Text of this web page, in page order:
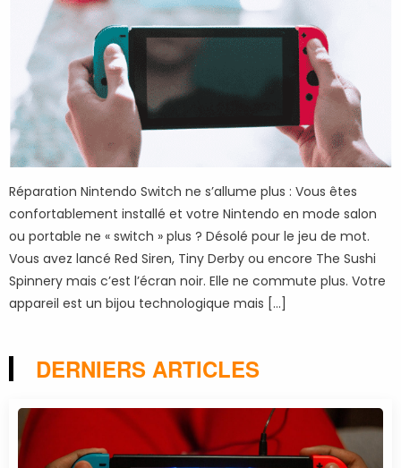
Réparation Nintendo Switch ne s’allume plus : Vous êtes
confortablement installé et votre Nintendo en mode salon
ou portable ne « switch » plus ? Désolé pour le jeu de mot.
Vous avez lancé Red Siren, Tiny Derby ou encore The Sushi
Spinnery mais c’est l’écran noir. Elle ne commute plus. Votre
appareil est un bijou technologique mais […]
DERNIERS ARTICLES